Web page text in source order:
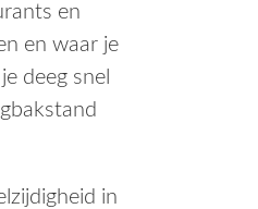
en
en waar je
deeg snel
in